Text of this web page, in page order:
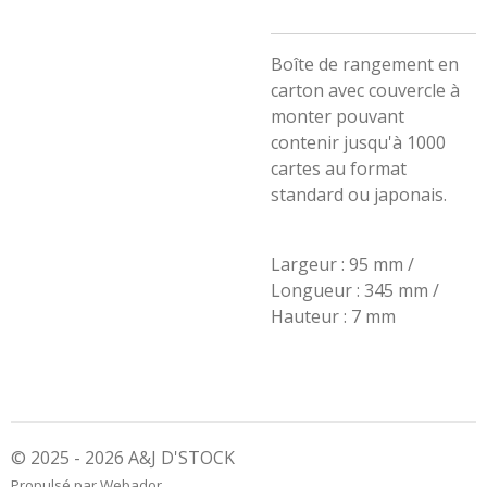
Boîte de rangement en
carton avec couvercle à
monter pouvant
contenir jusqu'à 1000
cartes au format
standard ou japonais.
Largeur : 95 mm /
Longueur : 345 mm /
Hauteur : 7 mm
© 2025 - 2026 A&J D'STOCK